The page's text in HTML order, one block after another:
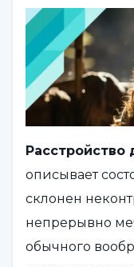
Расстройство
описывает
склонен
непрерывно
обычного